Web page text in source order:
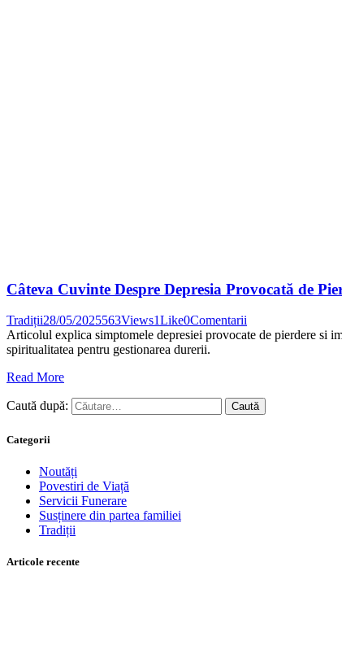
Câteva Cuvinte Despre Depresia Provocată de
Tradiții28/05/2025563Views1Like0Comentarii
Articolul explica simptomele depresiei provocate de pierdere si
spiritualitatea pentru gestionarea durerii.
Read More
Caută după:
Categorii
Noutăți
Povestiri de Viață
Servicii Funerare
Susținere din partea familiei
Tradiții
Articole recente